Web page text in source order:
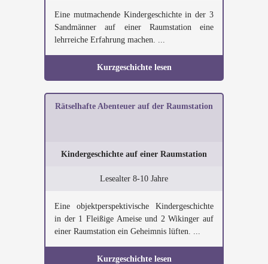
Eine mutmachende Kindergeschichte in der 3
Sandmänner auf einer Raumstation eine
lehrreiche Erfahrung machen. ...
Kurzgeschichte lesen
Rätselhafte Abenteuer auf der Raumstation
Kindergeschichte auf einer Raumstation
Lesealter 8-10 Jahre
Eine objektperspektivische Kindergeschichte
in der 1 Fleißige Ameise und 2 Wikinger auf
einer Raumstation ein Geheimnis lüften. ...
Kurzgeschichte lesen